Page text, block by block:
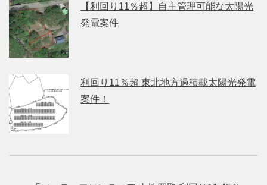
【利回り11％超】自主管理可能な太陽光
発電案件
利回り11％超 東北地方過積載太陽光発電
案件！